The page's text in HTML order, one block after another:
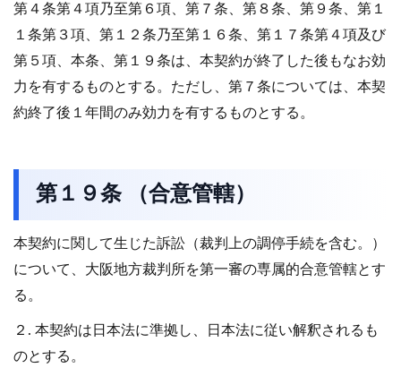
第４条第４項乃至第６項、第７条、第８条、第９条、第１
１条第３項、第１２条乃至第１６条、第１７条第４項及び
第５項、本条、第１９条は、本契約が終了した後もなお効
力を有するものとする。ただし、第７条については、本契
約終了後１年間のみ効力を有するものとする。
第１９条 （合意管轄）
本契約に関して生じた訴訟（裁判上の調停手続を含む。）
について、大阪地方裁判所を第一審の専属的合意管轄とす
る。
２. 本契約は日本法に準拠し、日本法に従い解釈されるも
のとする。